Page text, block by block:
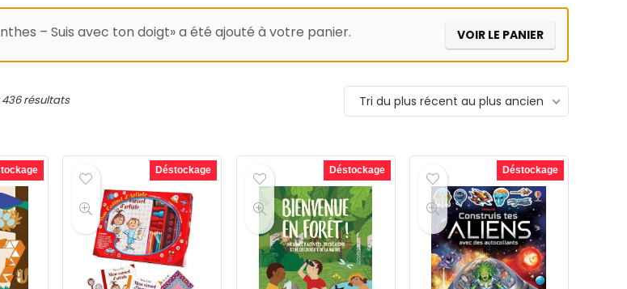
– Suis avec ton doigt» a été ajouté à votre panier. VOIR LE PANIER
436 résultats Tri du plus récent au plus ancien
Déstockage Déstockage Déstockage